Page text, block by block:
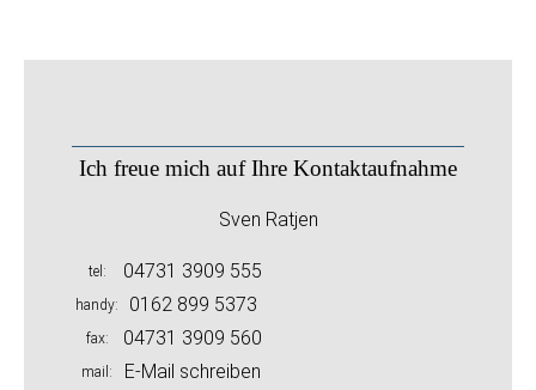
Ich freue mich auf Ihre Kontaktaufnahme
Sven Ratjen
tel 04731 3909 555
handy 0162 899 5373
fax 04731 3909 560
mail E-Mail schreiben